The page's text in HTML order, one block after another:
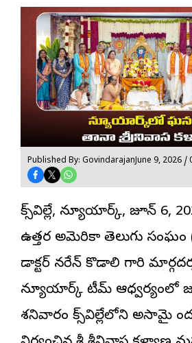
Published By: GovindarajanJune 9, 2026 /
హిక్స్‌విల్లే, న్యూయార్క్, జూన్ 6,
ఉత్తర అమెరికా తెలుగు సంఘం
డాక్టర్ నరేన్ కొడాలి గారి
న్యూయార్క్ టీమ్ ఆధ్వర్యంలో
శనివారం హిక్స్‌విల్లేలోని అసామై